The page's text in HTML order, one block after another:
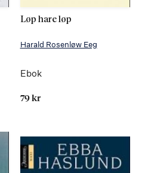
Løp hare løp
Harald Rosenløw Eeg
Ebok
79 kr